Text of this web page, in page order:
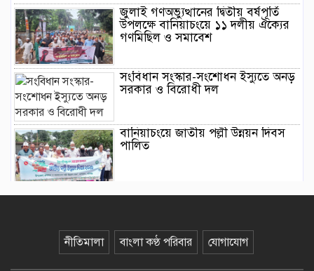
জুলাই গণঅভ্যুত্থানের দ্বিতীয় বর্ষপূর্তি
উপলক্ষে বানিয়াচংয়ে ১১ দলীয় ঐক্যের
গণমিছিল ও সমাবেশ
সংবিধান সংস্কার-সংশোধন ইস্যুতে অনড়
সরকার ও বিরোধী দল
বানিয়াচংয়ে জাতীয় পল্লী উন্নয়ন দিবস
পালিত
১২ কেজি এলপিজি সিলিন্ডারে দাম কমল
নীতিমালা বাংলা কণ্ঠ পরিবার যোগাযোগ